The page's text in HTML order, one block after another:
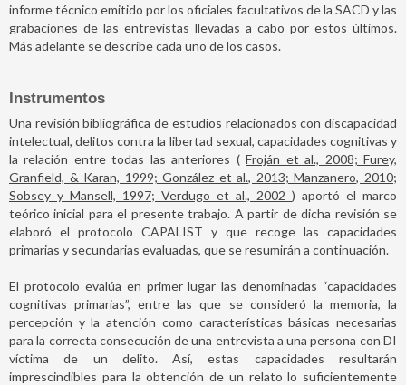
informe técnico emitido por los oficiales facultativos de la SACD y las
grabaciones de las entrevistas llevadas a cabo por estos últimos.
Más adelante se describe cada uno de los casos.
Instrumentos
Una revisión bibliográfica de estudios relacionados con discapacidad
intelectual, delitos contra la libertad sexual, capacidades cognitivas y
la relación entre todas las anteriores (Froján et al., 2008; Furey,
Granfield, & Karan, 1999; González et al., 2013; Manzanero, 2010;
Sobsey y Mansell, 1997; Verdugo et al., 2002 ) aportó el marco
teórico inicial para el presente trabajo. A partir de dicha revisión se
elaboró el protocolo CAPALIST y que recoge las capacidades
primarias y secundarias evaluadas, que se resumirán a continuación.
El protocolo evalúa en primer lugar las denominadas “capacidades
cognitivas primarias”, entre las que se consideró la memoria, la
percepción y la atención como características básicas necesarias
para la correcta consecución de una entrevista a una persona con DI
víctima de un delito. Así, estas capacidades resultarán
imprescindibles para la obtención de un relato lo suficientemente